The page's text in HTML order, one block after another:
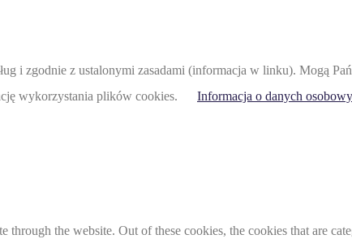
i zgodnie z ustalonymi zasadami (informacja w linku). Mogą
wykorzystania plików cookies.
Informacja o danych
the website. Out of these cookies, the cookies that are